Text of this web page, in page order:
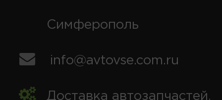
Симферополь
info@avtovse.com.ru
Доставка автозапчастей,